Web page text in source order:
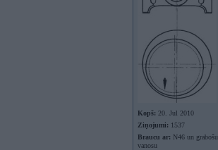
Kopš: 20. Jul 2010
Ziņojumi: 1537
Braucu ar: N46 un grabošu
vanosu